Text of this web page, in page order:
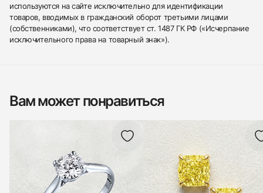
используются на сайте исключительно для идентификации
товаров, вводимых в гражданский оборот третьими лицами
(собственниками), что соответствует ст. 1487 ГК РФ («Исчерпание
исключительного права на товарный знак»).
Вам может понравиться